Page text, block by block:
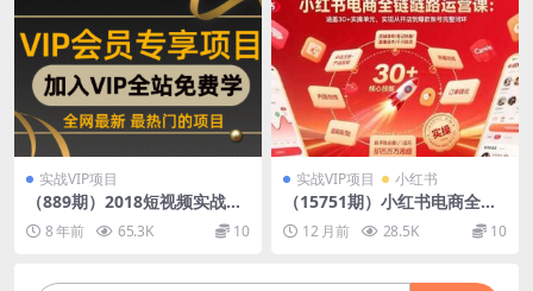
实战VIP项目
（889期）2018短视频实战
班：半原创视频玩法单号月入
2W+（价值3000元-9节课）
8 年前 65.3K 10
实战VIP项目 小红书
（15751期）小红书电商全链
路运营课：涵盖30+实操单
元，实现从开店到爆款账号完
12 月前 28.5K 10